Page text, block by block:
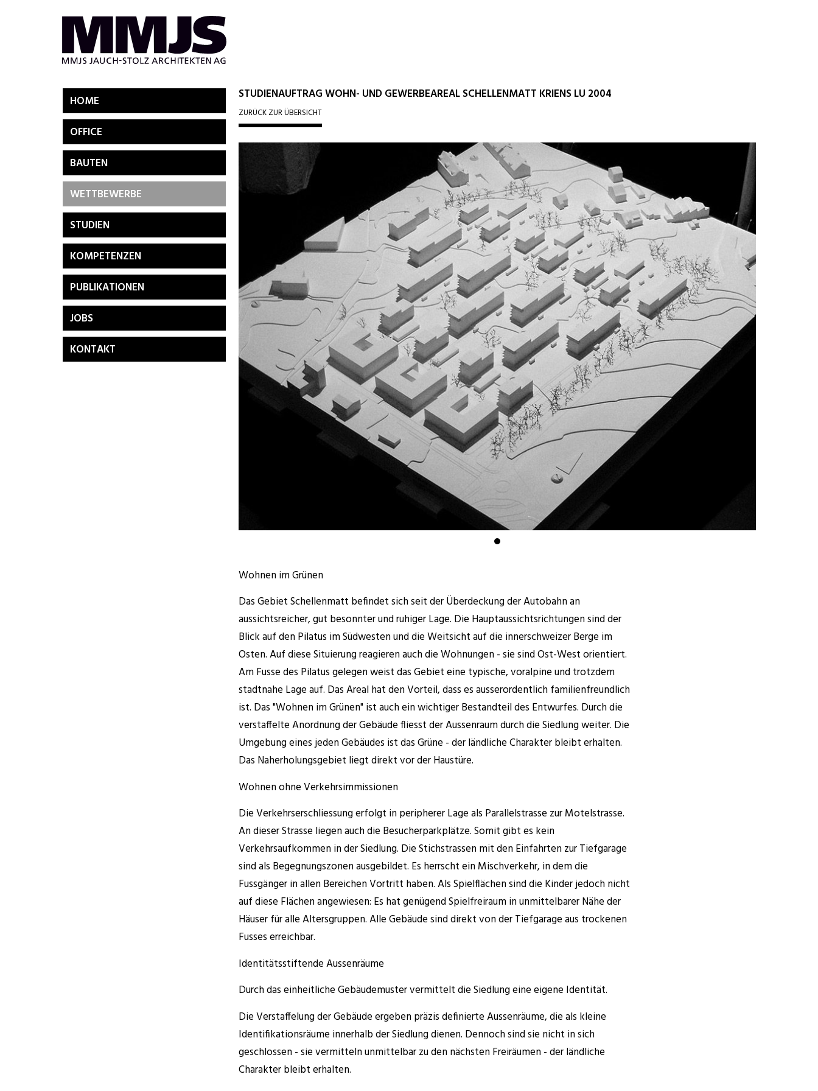
HOME
OFFICE
BAUTEN
WETTBEWERBE
STUDIEN
KOMPETENZEN
PUBLIKATIONEN
JOBS
KONTAKT
STUDIENAUFTRAG WOHN- UND GEWERBEAREAL SCHELLENMATT KRIENS LU 2004
ZURÜCK ZUR ÜBERSICHT
Wohnen im Grünen
Das Gebiet Schellenmatt befindet sich seit der Überdeckung der Autobahn an
aussichtsreicher, gut besonnter und ruhiger Lage. Die Hauptaussichtsrichtungen sind der
Blick auf den Pilatus im Südwesten und die Weitsicht auf die innerschweizer Berge im
Osten. Auf diese Situierung reagieren auch die Wohnungen - sie sind Ost-West orientiert.
Am Fusse des Pilatus gelegen weist das Gebiet eine typische, voralpine und trotzdem
stadtnahe Lage auf. Das Areal hat den Vorteil, dass es ausserordentlich familienfreundlich
ist. Das "Wohnen im Grünen" ist auch ein wichtiger Bestandteil des Entwurfes. Durch die
verstaffelte Anordnung der Gebäude fliesst der Aussenraum durch die Siedlung weiter. Die
Umgebung eines jeden Gebäudes ist das Grüne - der ländliche Charakter bleibt erhalten.
Das Naherholungsgebiet liegt direkt vor der Haustüre.
Wohnen ohne Verkehrsimmissionen
Die Verkehrserschliessung erfolgt in peripherer Lage als Parallelstrasse zur Motelstrasse.
An dieser Strasse liegen auch die Besucherparkplätze. Somit gibt es kein
Verkehrsaufkommen in der Siedlung. Die Stichstrassen mit den Einfahrten zur Tiefgarage
sind als Begegnungszonen ausgebildet. Es herrscht ein Mischverkehr, in dem die
Fussgänger in allen Bereichen Vortritt haben. Als Spielflächen sind die Kinder jedoch nicht
auf diese Flächen angewiesen: Es hat genügend Spielfreiraum in unmittelbarer Nähe der
Häuser für alle Altersgruppen. Alle Gebäude sind direkt von der Tiefgarage aus trockenen
Fusses erreichbar.
Identitätsstiftende Aussenräume
Durch das einheitliche Gebäudemuster vermittelt die Siedlung eine eigene Identität.
Die Verstaffelung der Gebäude ergeben präzis definierte Aussenräume, die als kleine
Identifikationsräume innerhalb der Siedlung dienen. Dennoch sind sie nicht in sich
geschlossen - sie vermitteln unmittelbar zu den nächsten Freiräumen - der ländliche
Charakter bleibt erhalten.